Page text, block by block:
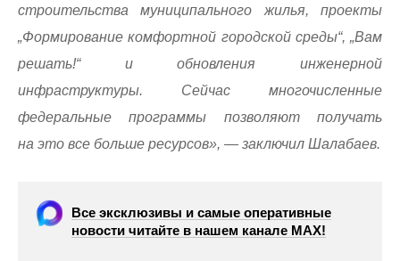
строительства муниципального жилья, проекты
„Формирование комфортной городской среды“, „Вам
решать!“ и обновления инженерной
инфраструктуры. Сейчас многочисленные
федеральные программы позволяют получать
на это все больше ресурсов», — заключил Шалабаев.
Все эксклюзивы и самые оперативные
новости читайте в нашем канале МАХ!